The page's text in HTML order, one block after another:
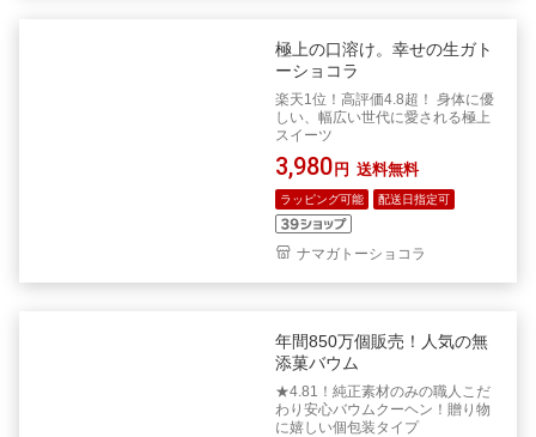
極上の口溶け。幸せの生ガト
ーショコラ
楽天1位！高評価4.8超！ 身体に優
しい、幅広い世代に愛される極上
スイーツ
3,980 円 送料無料
ラッピング可能 配送日指定可
ナマガトーショコラ
年間850万個販売！人気の無
添菓バウム
★4.81！純正素材のみの職人こだ
わり安心バウムクーヘン！贈り物
に嬉しい個包装タイプ